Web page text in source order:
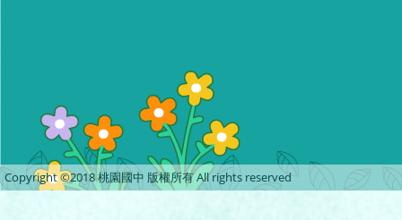
Copyright ©2018 桃園國中 版權所有 All rights reserved